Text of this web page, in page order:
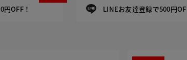
OFF！ LINEお友達登録で500円